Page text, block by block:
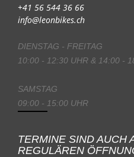
+41 56 544 36 66
info@leonbikes.ch
DIENSTAG - FREITAG
10:00 - 12:30 UHR & 14:00 -
SAMSTAG
09:00 - 15:00 UHR
TERMINE SIND AUCH
REGULÄREN